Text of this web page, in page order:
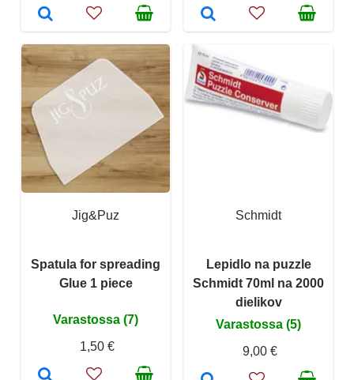
Jig&Puz
Spatula for spreading
Glue 1 piece
Varastossa (7)
1,50 €
Schmidt
Lepidlo na puzzle
Schmidt 70ml na 2000
dielikov
Varastossa (5)
9,00 €